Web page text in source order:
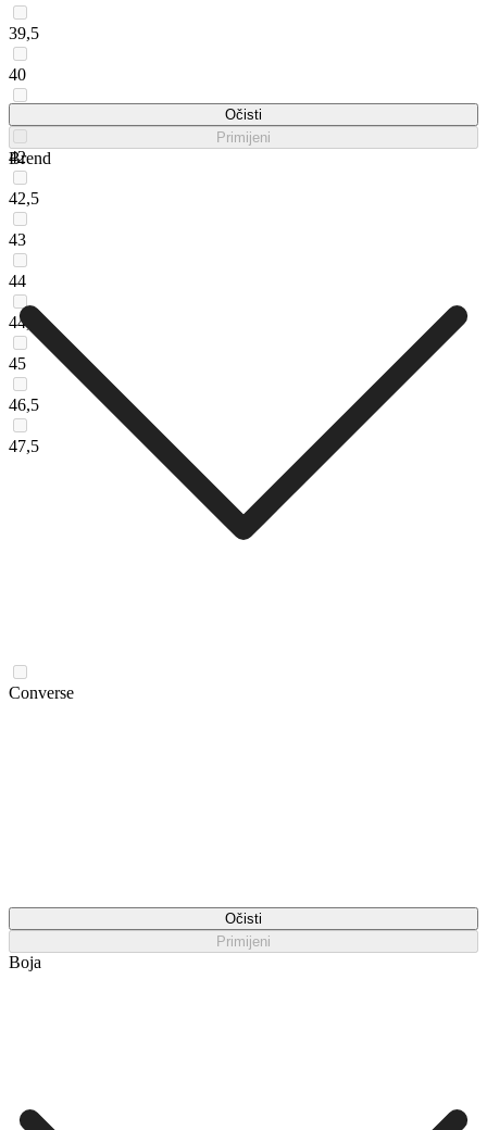
39,5
40
42
42,5
43
44
44,5
45
46,5
47,5
Očisti
Primijeni
Brend
Converse
Očisti
Primijeni
Boja